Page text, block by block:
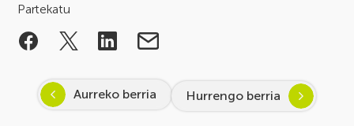
Partekatu
Aurreko berria Hurrengo berria